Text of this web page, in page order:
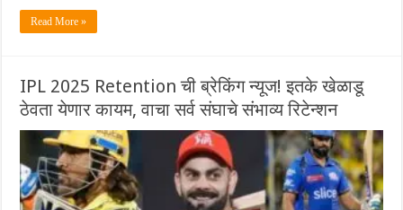
Read More »
IPL 2025 Retention ची ब्रेकिंग न्यूज! इतके खेळाडू
ठेवता येणार कायम, वाचा सर्व संघाचे संभाव्य रिटेन्शन